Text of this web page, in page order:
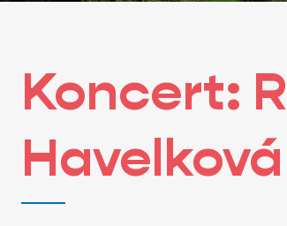
Koncert:
Havelková